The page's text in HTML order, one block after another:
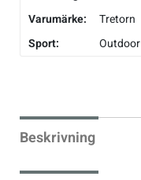
Varumärke:
Tretorn
Sport:
Outdoor
Beskrivning